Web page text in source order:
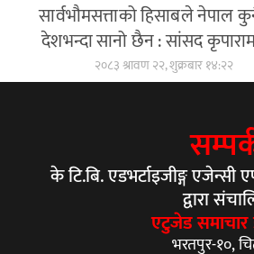
सार्वभौमसत्ताको हिसाबले नेपाल
देशभन्दा सानो छैन : सांसद
२०८३ श्रावण २२, शुक्रबार १४:२२
के टि.बि. एडभर्टाइजीङ्ग एजेन्सी
द्वारा
एटुजेड
भरतपुर-१०,